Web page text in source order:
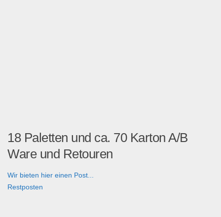
18 Paletten und ca. 70 Karton A/B
Ware und Retouren
Wir bieten hier einen Post...
Restposten